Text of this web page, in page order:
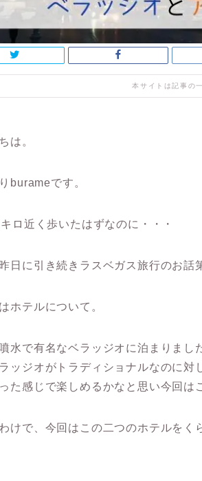
本サイトは記事の
は。
burameです。
ロ近く歩いたはずなのに・・・
日に引き続きラスベガス旅行のお話
ホテルについて。
水で有名なベラッジオに泊まりまし
ッジオがトラディショナルなのに
た感じで楽しめるかなと思い今回は
けで、今回はこの二つのホテルをく